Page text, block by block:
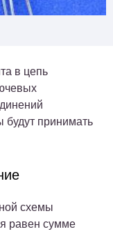
в цепь
будут принимать
схемы
равен сумме